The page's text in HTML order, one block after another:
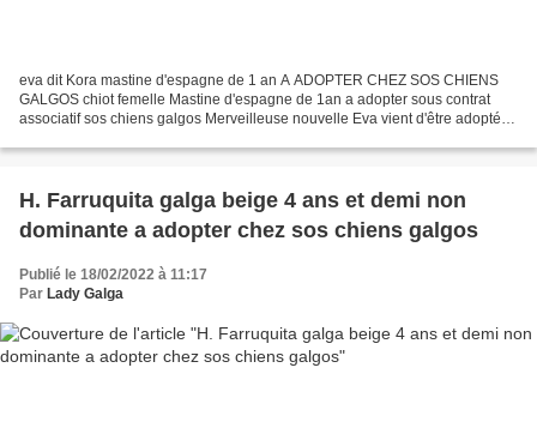
eva dit Kora mastine d'espagne de 1 an A ADOPTER CHEZ SOS CHIENS
GALGOS chiot femelle Mastine d'espagne de 1an a adopter sous contrat
associatif sos chiens galgos Merveilleuse nouvelle Eva vient d'être adoptée
H. Farruquita galga beige 4 ans et demi non
dominante a adopter chez sos chiens galgos
Publié le 18/02/2022 à 11:17
Par Lady Galga